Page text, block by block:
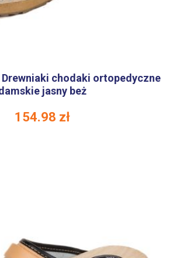
chodaki ortopedyczne
jasny beż
154.98 zł